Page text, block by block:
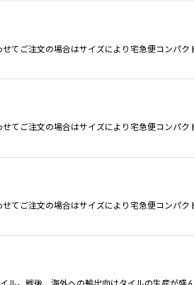
てご注文の場合はサイズにより宅急便コンパ
てご注文の場合はサイズにより宅急便コンパ
てご注文の場合はサイズにより宅急便コンパ